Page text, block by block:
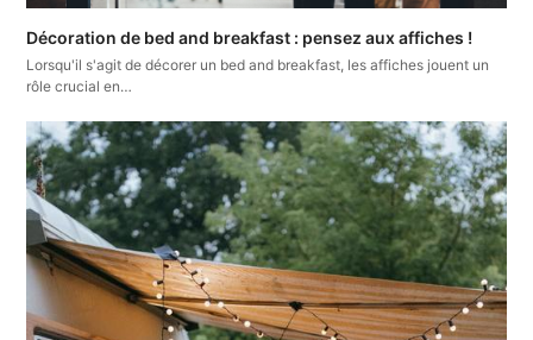
Décoration de bed and breakfast : pensez aux affiches !
Lorsqu'il s'agit de décorer un bed and breakfast, les affiches jouent un
rôle crucial en…